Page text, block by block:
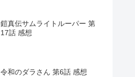
鎧真伝サムライトルーパー 第
17話 感想
令和のダラさん 第6話 感想